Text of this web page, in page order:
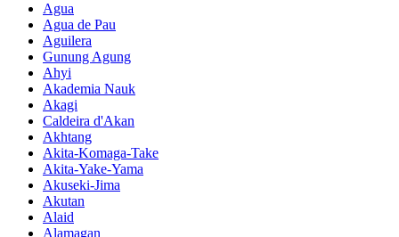
Agua
Agua de Pau
Aguilera
Gunung Agung
Ahyi
Akademia Nauk
Akagi
Caldeira d'Akan
Akhtang
Akita-Komaga-Take
Akita-Yake-Yama
Akuseki-Jima
Akutan
Alaid
Alamagan